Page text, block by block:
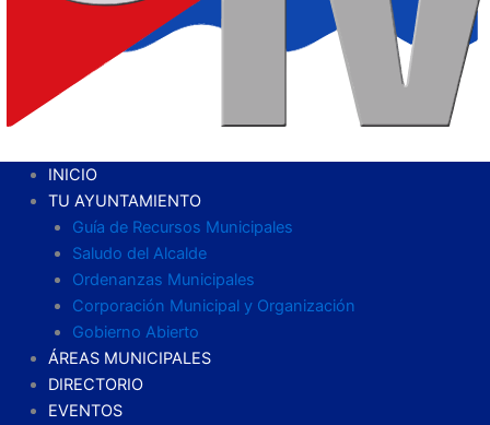
INICIO
TU AYUNTAMIENTO
Guía de Recursos Municipales
Saludo del Alcalde
Ordenanzas Municipales
Corporación Municipal y Organización
Gobierno Abierto
ÁREAS MUNICIPALES
DIRECTORIO
EVENTOS